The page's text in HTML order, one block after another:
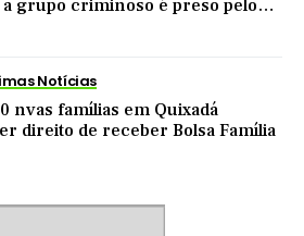
grupo criminoso é preso pelo
Quixeramobim
Notícias
nvas famílias em Quixadá
direito de receber Bolsa Família